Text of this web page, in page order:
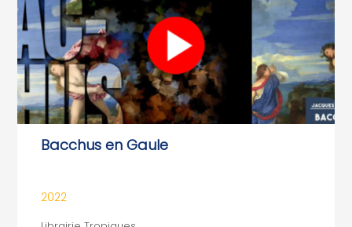
Bacchus en Gaule
2022